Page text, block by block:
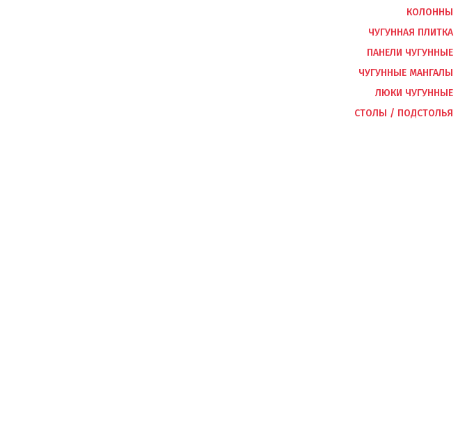
КОЛОННЫ
ЧУГУННАЯ ПЛИТКА
ПАНЕЛИ ЧУГУННЫЕ
ЧУГУННЫЕ МАНГАЛЫ
ЛЮКИ ЧУГУННЫЕ
СТОЛЫ / ПОДСТОЛЬЯ